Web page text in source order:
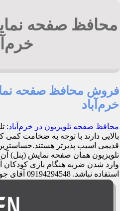
محافظ صفحه
فروش محافظ صفحه
خرم‌آباد
محافظ صفحه تلویزیون در خرم‌آباد:
بالایی دارند با توجه به ضخامت کمی
قدیمی اسیب پذیرتر
تلویزیون همان صفحه نمایش (پنل)
وارد شدن ضربه هنگام بازی کودکان
استفاده نباشد. 09194294548 آقای جوادی